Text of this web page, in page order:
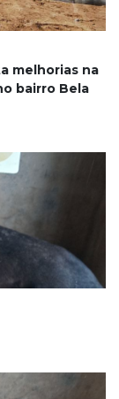
melhorias na
bairro Bela